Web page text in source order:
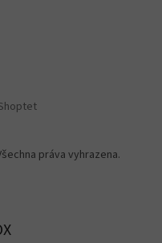
práva vyhrazena.